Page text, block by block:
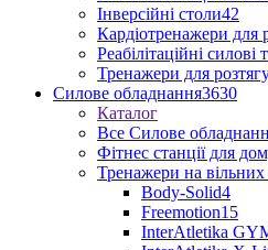
Інверсійні столи42
Кардіотренажери для
Реабілітаційні силові
Тренажери для
Силове обладнання3630
Каталог
Все Силове
Фітнес станції для
Тренажери на вільних
Body-Solid4
Freemotion15
InterAtletika